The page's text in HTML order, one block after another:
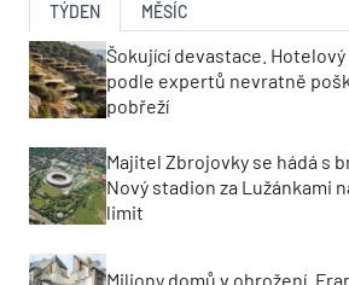
TÝDEN MĚSÍC
Šokující devastace.
podle expertů nevratně
pobřeží
Majitel Zbrojovky se hádá s
Nový stadion za Lužánkami
limit
Miliony domů v ohrožení.